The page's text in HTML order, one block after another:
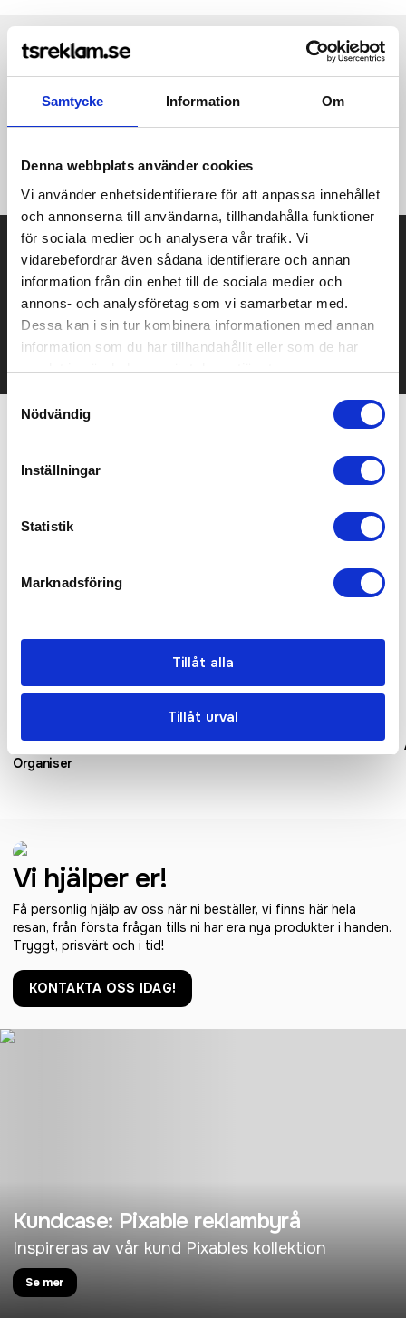
Samtycke Information Om
Denna webbplats använder cookies
Vi använder enhetsidentifierare för att anpassa innehållet
och annonserna till användarna, tillhandahålla funktioner
för sociala medier och analysera vår trafik. Vi
vidarebefordrar även sådana identifierare och annan
information från din enhet till de sociala medier och
annons- och analysföretag som vi samarbetar med.
Dessa kan i sin tur kombinera informationen med annan
information som du har tillhandahållit eller som de har
samlat in när du har använt deras tjänster.
Samtyckesval
Nödvändig
Inställningar
Statistik
Marknadsföring
Tillåt alla
Tillåt urval
Produktinformation Recensioner (954st)
·100% polyester (600D/1680D) ·IPad-ready (inte inkluderad)
·Flera fickor ·Enkel tillgång för dekoration vid framfliken
cm.
Prisuppgift på mailen?
Kontakta oss här för att få förslag på produkt och pris över
mailen.
Det går också utmärkt att bara ställa frågor!
KONTAKTA OSS
Boutique Travel/ Tech
Organiser
Essential Tech Organiser
Vi hjälper er!
Få personlig hjälp av oss när ni beställer, vi finns här hela
resan, från första frågan tills ni har era nya produkter i handen.
Tryggt, prisvärt och i tid!
KONTAKTA OSS IDAG!
Kundcase: Pixable reklambyrå
Inspireras av vår kund Pixables kollektion
Se mer